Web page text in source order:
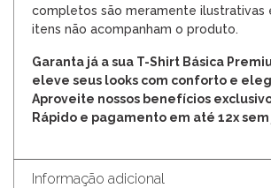
completos são meramente ilustrativas
itens não acompanham o produto.
Garanta já a sua T-Shirt Básica
eleve seus looks com conforto e
Aproveite nossos benefícios
Rápido e pagamento em até 12x sem
Informação adicional